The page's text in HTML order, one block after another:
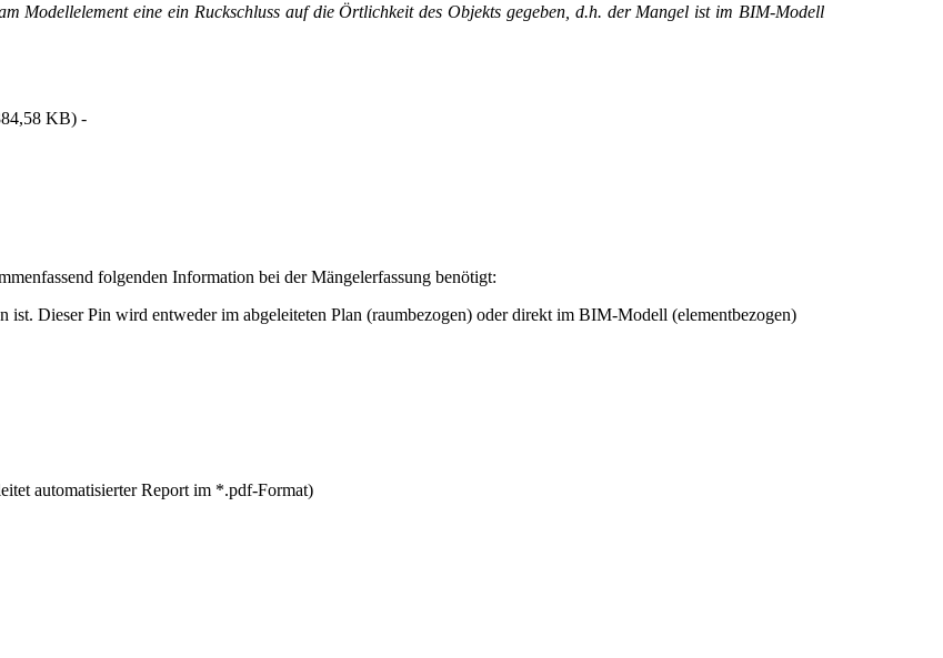
Modellelement eine ein Ruckschluss auf die Örtlichkeit des Objekts gegeben, d.h. der Mangel ist im BIM-Modell
KB) -
folgenden Information bei der Mängelerfassung benötigt:
ist. Dieser Pin wird entweder im abgeleiteten Plan (raumbezogen) oder direkt im BIM-Modell (elementbezogen)
automatisierter Report im *.pdf-Format)